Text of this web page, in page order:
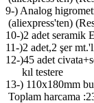
9-) Analog
(aliexpress'ten)
10-)2 adet
11-)2 adet,2 şer
12-)45 adet
kıl testere
13-) 110x180mm
Toplam harcama